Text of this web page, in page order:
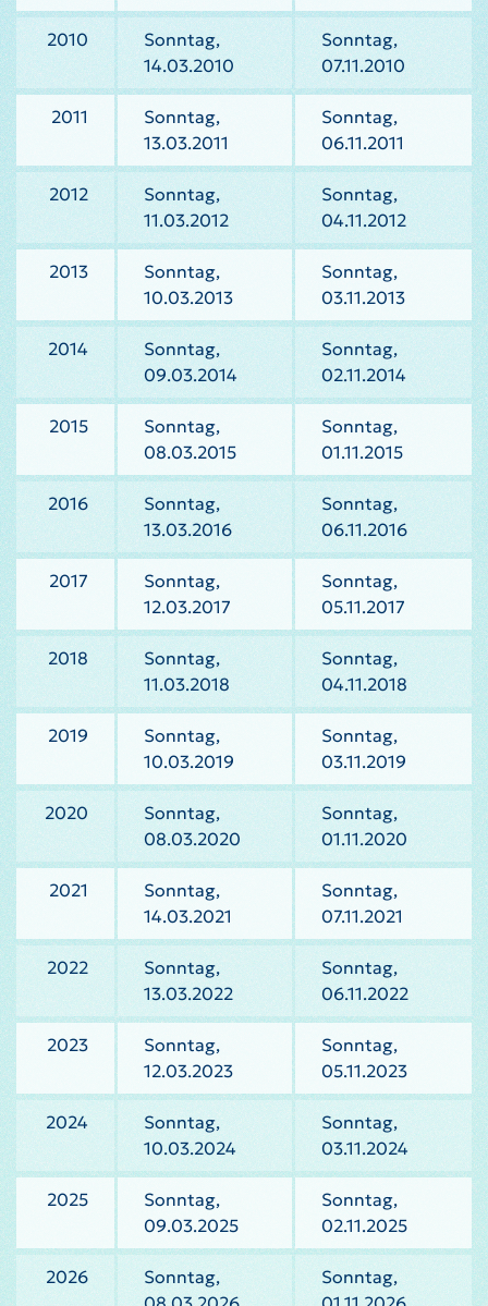
2010
Sonntag,
14.03.2010
Sonntag,
07.11.2010
2011
Sonntag,
13.03.2011
Sonntag,
06.11.2011
2012
Sonntag,
11.03.2012
Sonntag,
04.11.2012
2013
Sonntag,
10.03.2013
Sonntag,
03.11.2013
2014
Sonntag,
09.03.2014
Sonntag,
02.11.2014
2015
Sonntag,
08.03.2015
Sonntag,
01.11.2015
2016
Sonntag,
13.03.2016
Sonntag,
06.11.2016
2017
Sonntag,
12.03.2017
Sonntag,
05.11.2017
2018
Sonntag,
11.03.2018
Sonntag,
04.11.2018
2019
Sonntag,
10.03.2019
Sonntag,
03.11.2019
2020
Sonntag,
08.03.2020
Sonntag,
01.11.2020
2021
Sonntag,
14.03.2021
Sonntag,
07.11.2021
2022
Sonntag,
13.03.2022
Sonntag,
06.11.2022
2023
Sonntag,
12.03.2023
Sonntag,
05.11.2023
2024
Sonntag,
10.03.2024
Sonntag,
03.11.2024
2025
Sonntag,
09.03.2025
Sonntag,
02.11.2025
2026
Sonntag,
Sonntag,